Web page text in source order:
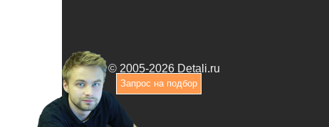
Запрос на подбор
© 2005-2026 Detali.ru